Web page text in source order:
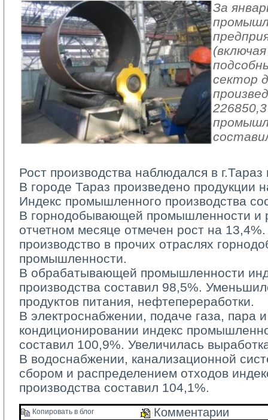
За
сектор
Рост производства наблюдался в
В городе Тараз произведено продукции
Индекс промышленного производства
В горнодобывающей промышленности и
отчетном месяце отмечен рост на
производство в прочих отраслях
промышленности.
В обрабатывающей промышленности
производства составил 98,5%.
продуктов питания, нефтепереработки.
В электроснабжении, подаче газа, пара
кондиционировании индекс
составил 100,9%. Увеличилась
В водоснабжении, канализационной
сбором и распределением отходов
производства составил 104,1%.
Копировать в блог Комментарии